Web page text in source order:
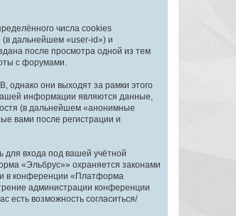
числа cookies
(в дальнейшем «user-id») и
после просмотра одной из тем
с форумами.
они выходят за рамки этого
информации являются данные,
(в дальнейшем «анонимные
вами после регистрации и
входа под вашей учётной
«Эльбрус»» охраняется законами
в конференции «Платформа
администрации конференции
есть возможность согласиться/